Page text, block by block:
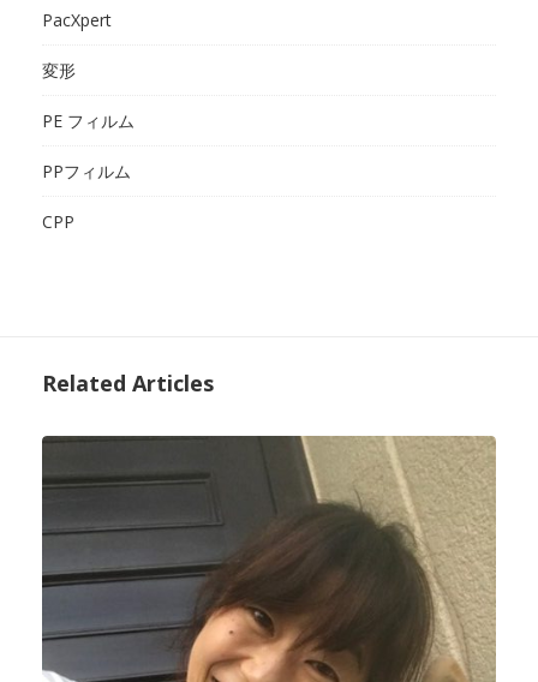
PacXpert
変形
PE フィルム
PPフィルム
CPP
Related Articles